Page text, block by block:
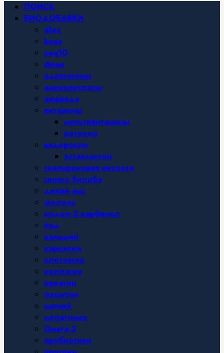
Основное
меню
ПОИСК
БИОДОБАВКИ
ahcc
bcaa
coq10
dmae
адаптогены
аминокислоты
аюрведа
витамины
мультивитамины
ретинол
водоросли
астаксантин
гиалуроновая кислота
гинкго билоба
дикий ямс
железо
индол-3-карбинол
йод
кальций
карнитин
клетчатка
коллаген
креатин
лецитин
магний
мелатонин
Омега-3
пробиотики